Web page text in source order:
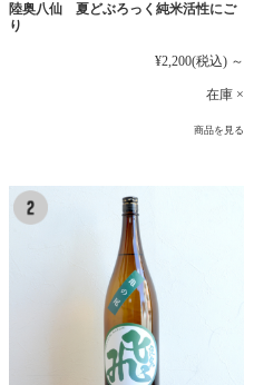
陸奥八仙 夏どぶろっく純米活性にご
り
¥2,200(税込) ～
在庫 ×
商品を見る